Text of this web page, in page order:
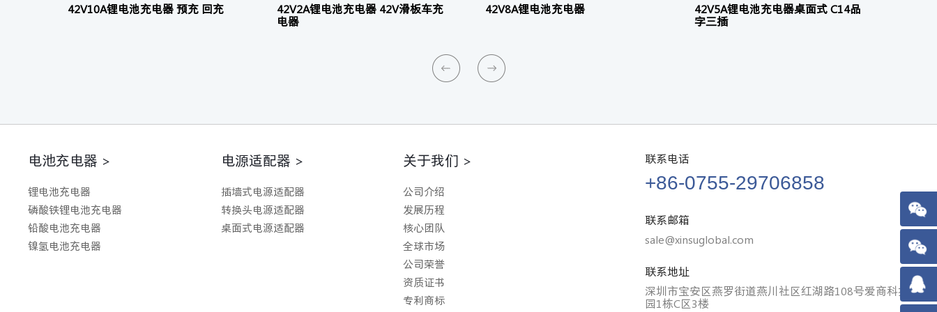
42V10A锂电池充电器 预充 回充
42V2A锂电池充电器 42V滑板车充
电器
42V8A锂电池充电器
42V5A锂电池充电器桌面式 C14品
字三插
电池充电器 >
锂电池充电器
磷酸铁锂电池充电器
铅酸电池充电器
镍氢电池充电器
电源适配器 >
插墙式电源适配器
转换头电源适配器
桌面式电源适配器
关于我们 >
公司介绍
发展历程
核心团队
全球市场
公司荣誉
资质证书
专利商标
联系电话
+86-0755-29706858
联系邮箱
sale@xinsuglobal.com
联系地址
深圳市宝安区燕罗街道燕川社区红湖路108号爱商科技
园1栋C区3楼